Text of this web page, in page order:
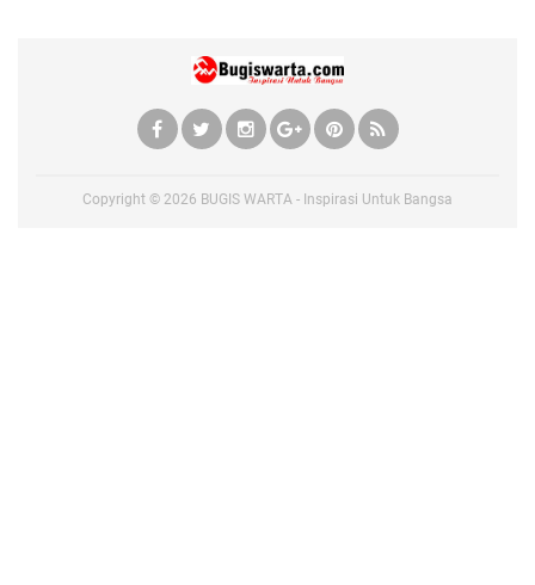
Copyright © 2026 BUGIS WARTA - Inspirasi Untuk Bangsa